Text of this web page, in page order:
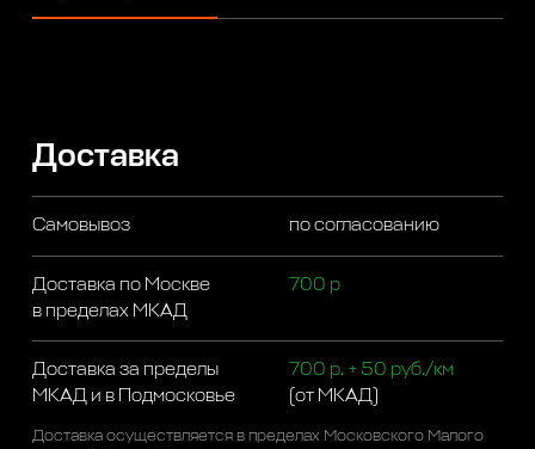
Доставка
Самовывоз по согласованию
Доставка по Москве
в пределах МКАД
700 р
Доставка за пределы
МКАД и в Подмосковье
700 р. + 50 руб./км
(от МКАД)
Доставка осуществляется в пределах Московского Малого